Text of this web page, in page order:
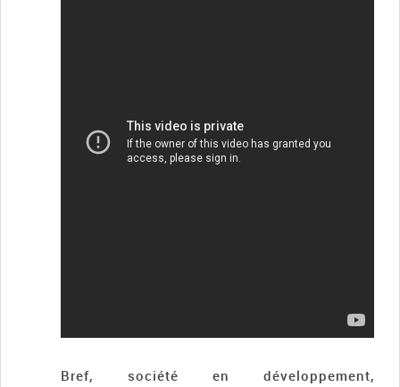
Bref, société en développement,